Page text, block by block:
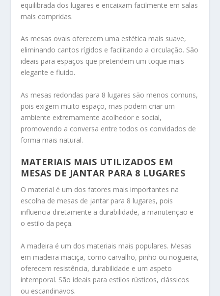
equilibrada dos lugares e encaixam facilmente em salas
mais compridas.
As mesas ovais oferecem uma estética mais suave,
eliminando cantos rígidos e facilitando a circulação. São
ideais para espaços que pretendem um toque mais
elegante e fluido.
As mesas redondas para 8 lugares são menos comuns,
pois exigem muito espaço, mas podem criar um
ambiente extremamente acolhedor e social,
promovendo a conversa entre todos os convidados de
forma mais natural.
MATERIAIS MAIS UTILIZADOS EM
MESAS DE JANTAR PARA 8 LUGARES
O material é um dos fatores mais importantes na
escolha de mesas de jantar para 8 lugares, pois
influencia diretamente a durabilidade, a manutenção e
o estilo da peça.
A madeira é um dos materiais mais populares. Mesas
em madeira maciça, como carvalho, pinho ou nogueira,
oferecem resistência, durabilidade e um aspeto
intemporal. São ideais para estilos rústicos, clássicos
ou escandinavos.